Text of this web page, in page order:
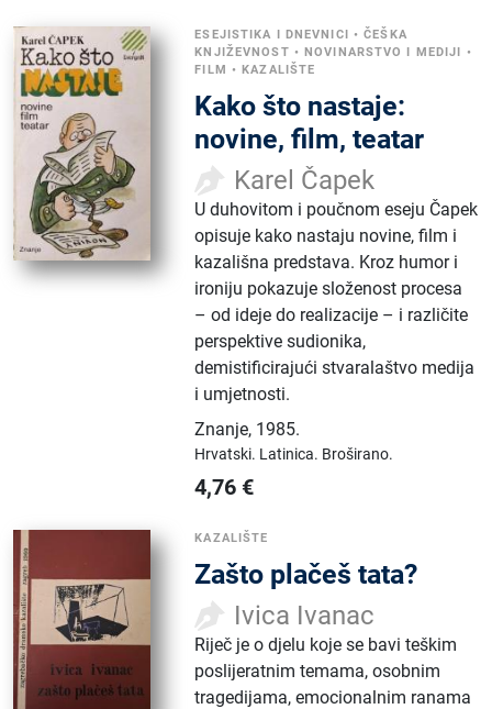
ESEJISTIKA I DNEVNICI •ČEŠKA
KNJIŽEVNOST •NOVINARSTVO I MEDIJI •
FILM •KAZALIŠTE
Kako što nastaje:
novine, film, teatar
Karel Čapek
U duhovitom i poučnom eseju Čapek
opisuje kako nastaju novine, film i
kazališna predstava. Kroz humor i
ironiju pokazuje složenost procesa
– od ideje do realizacije – i različite
perspektive sudionika,
demistificirajući stvaralaštvo medija
i umjetnosti.
Znanje, 1985.
Hrvatski. Latinica. Broširano.
4,76 €
KAZALIŠTE
Zašto plačeš tata?
Ivica Ivanac
Riječ je o djelu koje se bavi teškim
poslijeratnim temama, osobnim
tragedijama, emocionalnim ranama